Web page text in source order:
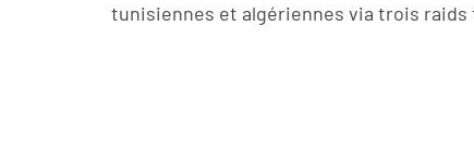
tunisiennes et algériennes via trois